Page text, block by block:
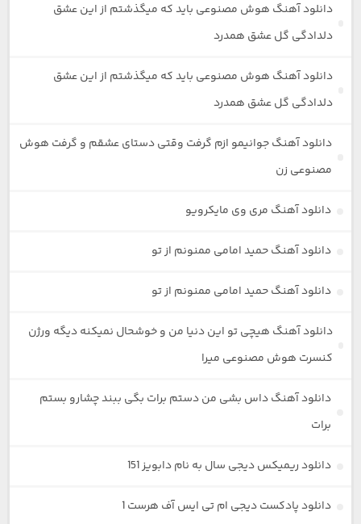
دانلود آهنگ هوش مصنوعی باید که میگذشتم از این عشق
دلدادگی گل عشق همدرد
دانلود آهنگ هوش مصنوعی باید که میگذشتم از این عشق
دلدادگی گل عشق همدرد
دانلود آهنگ جوانیمو ازم گرفت وقتی دستای عشقم و گرفت هوش
مصنوعی زن
دانلود آهنگ مری وی مایکرویو
دانلود آهنگ حمید امامی ممنونم از تو
دانلود آهنگ حمید امامی ممنونم از تو
دانلود آهنگ هیچی تو این دنیا من و خوشحال نمیکنه دیگه ورژن
کنسرت هوش مصنوعی میرا
دانلود آهنگ داس بشی من دستم برات بگی ببند چشارو بستم
برات
دانلود ریمیکس دیجی سال به نام دابویز 151
دانلود پادکست دیجی ام تی ایس آف هرست 1